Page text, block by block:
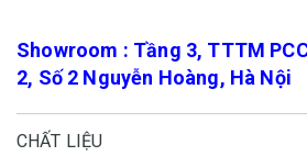
Showroom : Tầng 3, TTTM
2, Số 2 Nguyễn Hoàng, Hà Nội
CHẤT LIỆU